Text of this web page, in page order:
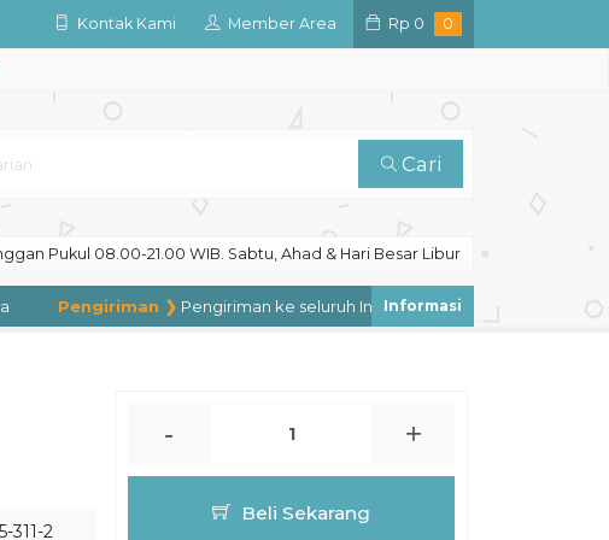
Kontak Kami Member Area Rp 0 0
Cari
Pukul 08.00-21.00 WIB. Sabtu, Ahad & Hari Besar Libur
Pengiriman ❯Pengiriman ke seluruh Indonesia, pengiriman ke luar
311-2
- +
Beli Sekarang